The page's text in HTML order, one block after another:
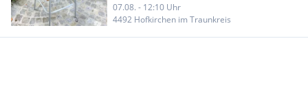
07.08. - 12:10 Uhr
4492 Hofkirchen im Traunkreis